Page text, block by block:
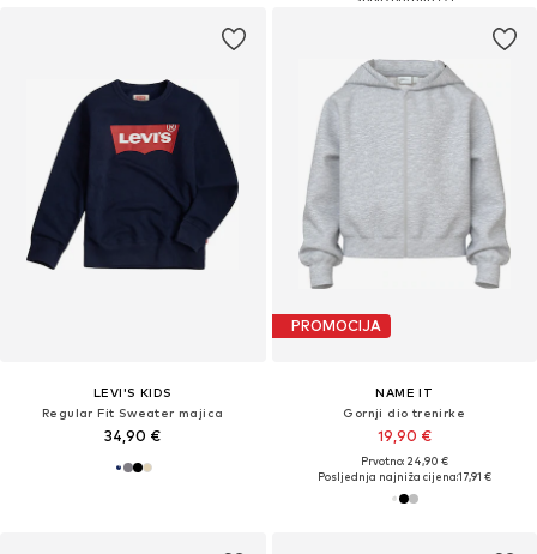
LEVI'S KIDS
Regular Fit Sweater majica
34,90 €
PROMOCIJA
NAME IT
Gornji dio trenirke
19,90 €
Prvotno: 24,90 €
Posljednja najniža cijena:17,91 €